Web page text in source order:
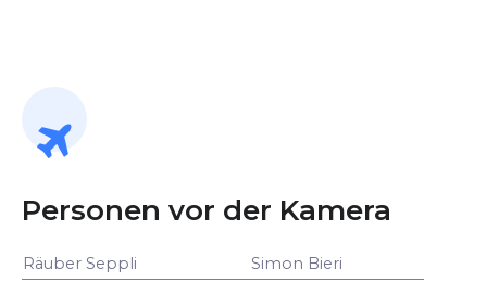
Personen vor der Kamera
Räuber Seppli
Simon Bieri